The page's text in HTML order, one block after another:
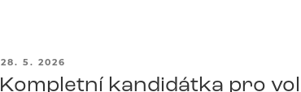
PUBLIKOVÁNO
28. 5. 2026
Kompletní kandidátka pro